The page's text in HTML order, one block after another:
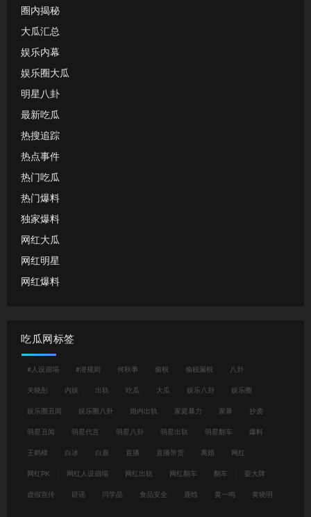
圈内揭秘
大瓜汇总
娱乐内幕
娱乐圈大瓜
明星八卦
最新吃瓜
热搜追踪
热点事件
热门吃瓜
热门爆料
独家爆料
网红大瓜
网红明星
网红爆料
吃瓜网标签
#人设崩塌 #潜规则 何秋亊 偷税 偷税漏税 八卦
关晓彤 内娱 出轨 吃瓜 大瓜 娱乐八卦 娱乐圈
娱乐圈丑闻 娱乐圈八卦 婚内出轨 家庭暴力 家暴 抄袭
明星丑闻 明星代言 明星八卦 明星出轨 明星翻车 爆料
王鹤棣 白冰 白鹿 直播 直播带货 离婚 网红
网红PK 网红人设崩塌 网红出轨 网红翻车 翻车 耍大牌
虚假宣传 辟谣 闫学晶 食品安全 鹿晗 黄一鸣 黄晓明